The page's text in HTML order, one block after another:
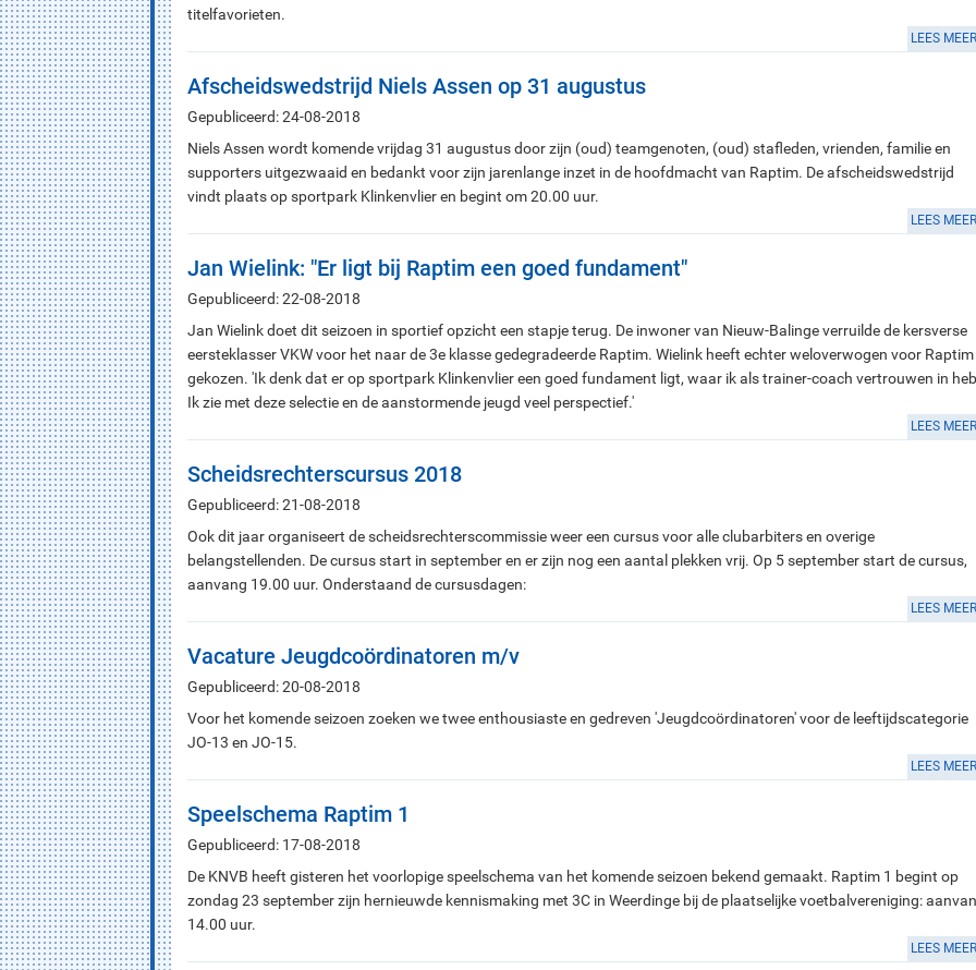
titelfavorieten.
LEES MEER
Afscheidswedstrijd Niels Assen op 31 augustus
Gepubliceerd: 24-08-2018
Niels Assen wordt komende vrijdag 31 augustus door zijn (oud) teamgenoten, (oud) stafleden, vrienden, familie en
supporters uitgezwaaid en bedankt voor zijn jarenlange inzet in de hoofdmacht van Raptim. De afscheidswedstrijd
vindt plaats op sportpark Klinkenvlier en begint om 20.00 uur.
LEES MEER
Jan Wielink: "Er ligt bij Raptim een goed fundament"
Gepubliceerd: 22-08-2018
Jan Wielink doet dit seizoen in sportief opzicht een stapje terug. De inwoner van Nieuw-Balinge verruilde de kersverse
eersteklasser VKW voor het naar de 3e klasse gedegradeerde Raptim. Wielink heeft echter weloverwogen voor Raptim
gekozen. 'Ik denk dat er op sportpark Klinkenvlier een goed fundament ligt, waar ik als trainer-coach vertrouwen in
Ik zie met deze selectie en de aanstormende jeugd veel perspectief.'
LEES MEER
Scheidsrechterscursus 2018
Gepubliceerd: 21-08-2018
Ook dit jaar organiseert de scheidsrechterscommissie weer een cursus voor alle clubarbiters en overige
belangstellenden. De cursus start in september en er zijn nog een aantal plekken vrij. Op 5 september start de cursus,
aanvang 19.00 uur. Onderstaand de cursusdagen:
LEES MEER
Vacature Jeugdcoördinatoren m/v
Gepubliceerd: 20-08-2018
Voor het komende seizoen zoeken we twee enthousiaste en gedreven 'Jeugdcoördinatoren' voor de leeftijdscategorie
JO-13 en JO-15.
LEES MEER
Speelschema Raptim 1
Gepubliceerd: 17-08-2018
De KNVB heeft gisteren het voorlopige speelschema van het komende seizoen bekend gemaakt. Raptim 1 begint op
zondag 23 september zijn hernieuwde kennismaking met 3C in Weerdinge bij de plaatselijke voetbalvereniging:
14.00 uur.
LEES MEER